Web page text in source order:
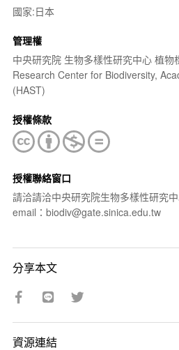
國家:日本
管理權
中央研究院 生物多樣性研究中心 植物
Research Center for Biodiversity,
(HAST)
授權條款
授權聯絡窗口
請洽請洽中央研究院生物多樣性研究
email：biodiv@gate.sinica.edu.tw
分享本文
資源連結